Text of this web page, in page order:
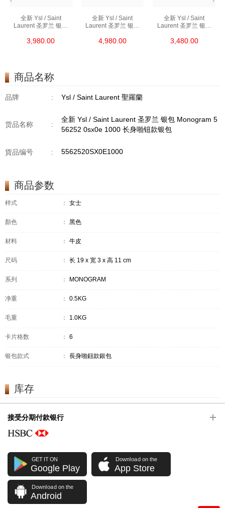
全新 Ysl / Saint
Laurent 圣罗兰 银包
短身折叠款银包
3,980.00
全新 Ysl / Saint
Laurent 圣罗兰 银包
短身拉链款银包
4,980.00
全新 Ysl / Saint
Laurent 圣罗兰 银包
短身啪钮款银包
3,480.00
商品名称
品牌 : Ysl / Saint Laurent 聖羅蘭
货品名称 :
全新 Ysl / Saint Laurent 圣罗兰 银包 Monogram 5
56252 0sx0e 1000 长身啪钮款银包
貨品编号 : 5562520SX0E1000
商品参数
样式 ： 女士
顏色 ： 黑色
材料 ： 牛皮
尺码 ： 长 19 x 宽 3 x 高 11 cm
系列 ： MONOGRAM
净重 ： 0.5KG
毛重 ： 1.0KG
卡片格数 ： 6
银包款式 ： 長身啪鈕款銀包
库存
接受分期付款银行
GET IT ON
Google Play
Download on the
App Store
Download on the
Android